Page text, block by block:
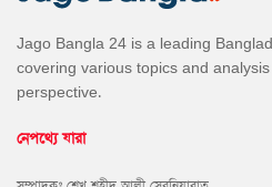
Jago Bangla 24 is a leading
covering various topics and
perspective.
নেপথ্যে যারা